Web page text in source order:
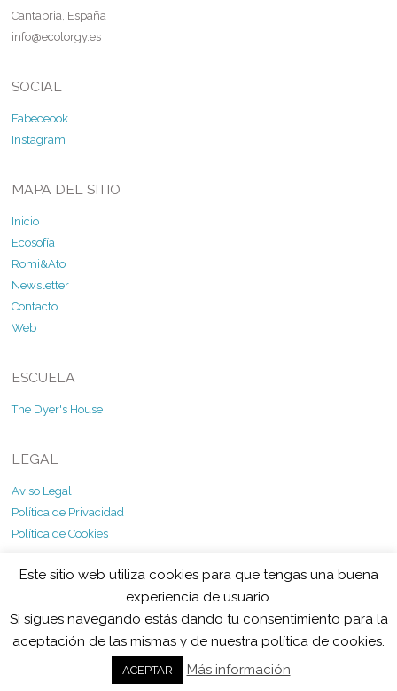
Cantabria, España
info@ecolorgy.es
SOCIAL
Fabeceook
Instagram
MAPA DEL SITIO
Inicio
Ecosofía
Romi&Ato
Newsletter
Contacto
Web
ESCUELA
The Dyer's House
LEGAL
Aviso Legal
Política de Privacidad
Política de Cookies
Ecolorgy
Powered byWordPress•
Este sitio web utiliza cookies para que tengas una buena
experiencia de usuario.
Si sigues navegando estás dando tu consentimiento para la
aceptación de las mismas y de nuestra política de cookies.
ACEPTAR Más información